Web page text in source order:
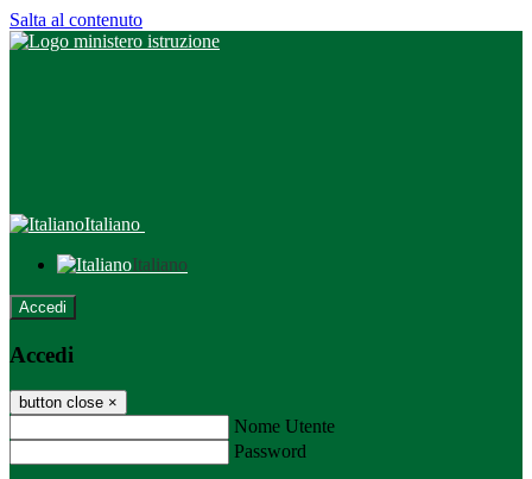
Salta al contenuto
Italiano
Italiano
Accedi
Accedi
button close ×
Nome Utente
Password